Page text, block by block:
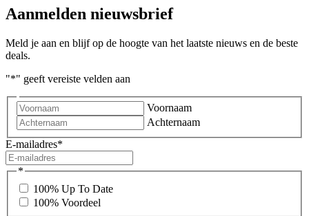
Aanmelden nieuwsbrief
Meld je aan en blijf op de hoogte van het laatste nieuws en de beste
deals.
"*" geeft vereiste velden aan
Voornaam
Achternaam
E-mailadres*
*
100% Up To Date
100% Voordeel